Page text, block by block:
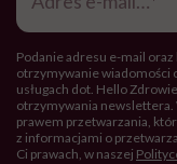
mail*
Podanie adresu e-mail oraz
otrzymywanie wiadomości
usługach dot. Hello
otrzymywania newslettera.
prawem przetwarzania,
z informacjami o
Ci prawach, w naszej